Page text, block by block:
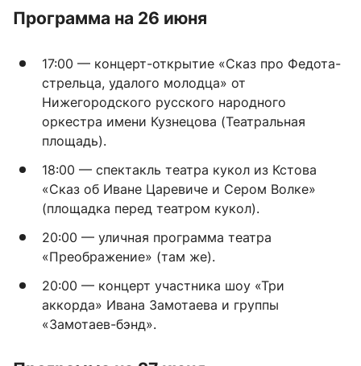
Программа на 26 июня
17:00 — концерт-открытие «Сказ про Федота-
стрельца, удалого молодца» от
Нижегородского русского народного
оркестра имени Кузнецова (Театральная
площадь).
18:00 — спектакль театра кукол из Кстова
«Сказ об Иване Царевиче и Сером Волке»
(площадка перед театром кукол).
20:00 — уличная программа театра
«Преображение» (там же).
20:00 — концерт участника шоу «Три
аккорда» Ивана Замотаева и группы
«Замотаев-бэнд».